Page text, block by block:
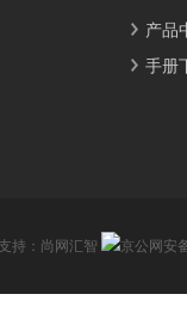
产品
手册
持：尚网汇智 京公网安